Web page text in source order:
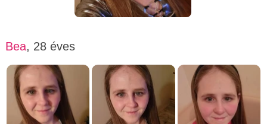
Bea, 28 éves